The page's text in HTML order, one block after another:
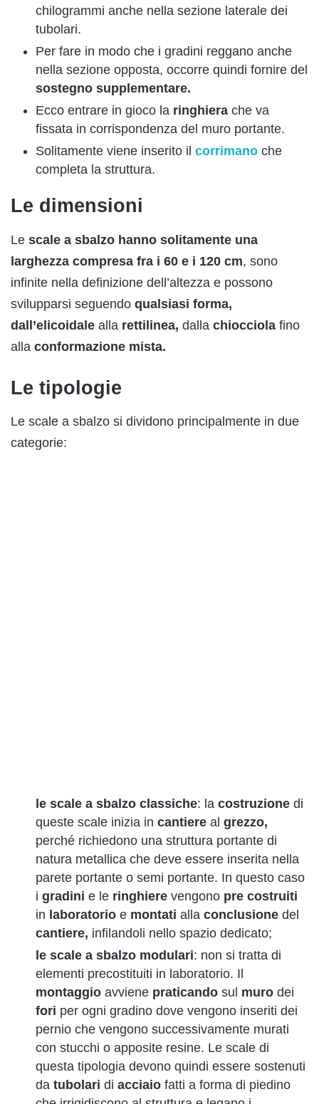
chilogrammi anche nella sezione laterale dei
tubolari.
Per fare in modo che i gradini reggano anche
nella sezione opposta, occorre quindi fornire del
sostegno supplementare.
Ecco entrare in gioco la ringhiera che va
fissata in corrispondenza del muro portante.
Solitamente viene inserito il corrimano che
completa la struttura.
Le dimensioni
Le scale a sbalzo hanno solitamente una
larghezza compresa fra i 60 e i 120 cm, sono
infinite nella definizione dell’altezza e possono
svilupparsi seguendo qualsiasi forma,
dall’elicoidale alla rettilinea, dalla chiocciola fino
alla conformazione mista.
Le tipologie
Le scale a sbalzo si dividono principalmente in due
categorie:
le scale a sbalzo classiche: la costruzione di
queste scale inizia in cantiere al grezzo,
perché richiedono una struttura portante di
natura metallica che deve essere inserita nella
parete portante o semi portante. In questo caso
i gradini e le ringhiere vengono pre costruiti
in laboratorio e montati alla conclusione del
cantiere, infilandoli nello spazio dedicato;
le scale a sbalzo modulari: non si tratta di
elementi precostituiti in laboratorio. Il
montaggio avviene praticando sul muro dei
fori per ogni gradino dove vengono inseriti dei
pernio che vengono successivamente murati
con stucchi o apposite resine. Le scale di
questa tipologia devono quindi essere sostenuti
da tubolari di acciaio fatti a forma di piedino